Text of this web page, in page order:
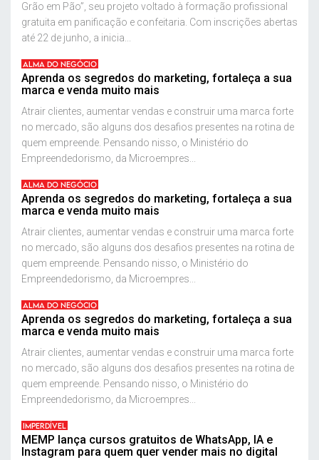
Grão em Pão”, seu projeto voltado à formação profissional
gratuita em panificação e confeitaria. Com inscrições abertas
até 22 de junho, a inicia...
ALMA DO NEGÓCIO
Aprenda os segredos do marketing, fortaleça a sua
marca e venda muito mais
Atrair clientes, aumentar vendas e construir uma marca forte
no mercado, são alguns dos desafios presentes na rotina de
quem empreende. Pensando nisso, o Ministério do
Empreendedorismo, da Microempres...
ALMA DO NEGÓCIO
Aprenda os segredos do marketing, fortaleça a sua
marca e venda muito mais
Atrair clientes, aumentar vendas e construir uma marca forte
no mercado, são alguns dos desafios presentes na rotina de
quem empreende. Pensando nisso, o Ministério do
Empreendedorismo, da Microempres...
ALMA DO NEGÓCIO
Aprenda os segredos do marketing, fortaleça a sua
marca e venda muito mais
Atrair clientes, aumentar vendas e construir uma marca forte
no mercado, são alguns dos desafios presentes na rotina de
quem empreende. Pensando nisso, o Ministério do
Empreendedorismo, da Microempres...
IMPERDÍVEL
MEMP lança cursos gratuitos de WhatsApp, IA e
Instagram para quem quer vender mais no digital